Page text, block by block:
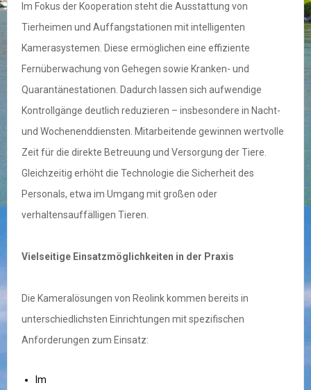
Im Fokus der Kooperation steht die Ausstattung von
Tierheimen und Auffangstationen mit intelligenten
Kamerasystemen. Diese ermöglichen eine effiziente
Fernüberwachung von Gehegen sowie Kranken- und
Quarantänestationen. Dadurch lassen sich aufwendige
Kontrollgänge deutlich reduzieren – insbesondere in Nacht-
und Wochenenddiensten. Mitarbeitende gewinnen wertvolle
Zeit für die direkte Betreuung und Versorgung der Tiere.
Gleichzeitig erhöht die Technologie die Sicherheit des
Personals, etwa im Umgang mit großen oder
verhaltensauffälligen Tieren.
Vielseitige Einsatzmöglichkeiten in der Praxis
Die Kameralösungen von Reolink kommen bereits in
unterschiedlichsten Einrichtungen mit spezifischen
Anforderungen zum Einsatz:
Im